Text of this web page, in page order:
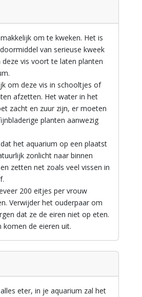
om te kweken. Het is
van serieuse kweek
vis voort te laten planten
om deze vis in schooltjes of
afzetten. Het water in het
zacht en zuur zijn, er moeten
planten aanwezig
het aquarium op een plaatst
zonlicht naar binnen
zetten net zoals veel vissen in
200 eitjes per vrouw
Verwijder het ouderpaar om
dat ze de eiren niet op eten.
komen de eieren uit.
eter, in je aquarium zal het